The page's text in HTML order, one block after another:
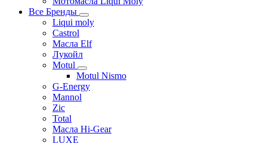
Все Бренды
Liqui moly
Castrol
Масла Elf
Лукойл
Motul
Motul Nismo
G-Energy
Mannol
Zic
Total
Масла Hi-Gear
LUXE